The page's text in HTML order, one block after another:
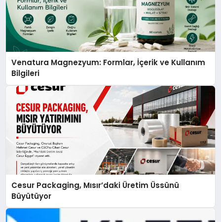
Venatura Magnezyum: Formlar, İçerik ve Kullanım
Bilgileri
Cesur Packaging, Mısır’daki Üretim Üssünü
Büyütüyor